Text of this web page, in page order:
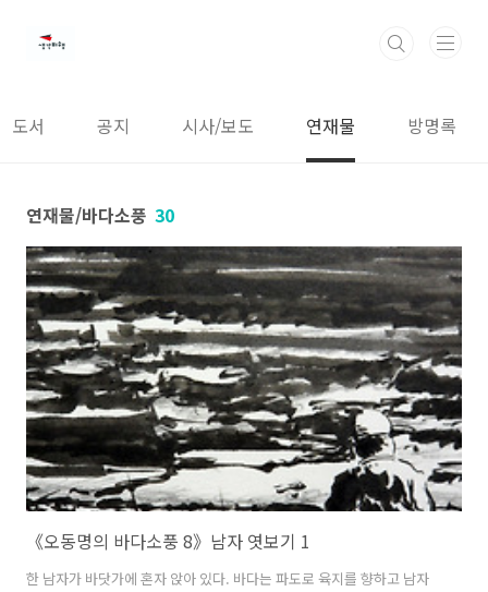
도서 공지 시사/보도 연재물 방명록
연재물/바다소풍 30
《오동명의 바다소풍 8》남자 엿보기 1
한 남자가 바닷가에 혼자 앉아 있다. 바다는 파도로 육지를 향하고 남자